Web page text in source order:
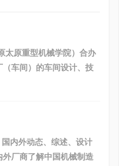
太原重型机械学院）合办
车间）的车间设计、技
内外动态、综述、设计
厂商了解中国机械制造